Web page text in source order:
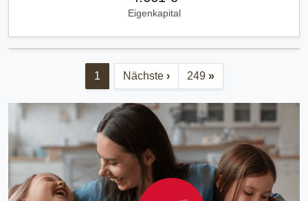
Eigenkapital
1 Nächste › 249 »